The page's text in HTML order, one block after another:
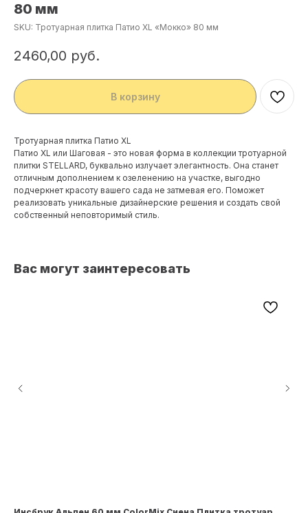
80 мм
SKU: Тротуарная плитка Патио XL «Мокко» 80 мм
2460,00 руб.
В корзину
Тротуарная плитка Патио XL
Патио XL или Шаговая - это новая форма в коллекции тротуарной
плитки STELLARD, буквально излучает элегантность. Она станет
отличным дополнением к озеленению на участке, выгодно
подчеркнет красоту вашего сада не затмевая его. Поможет
реализовать уникальные дизайнерские решения и создать свой
собственный неповторимый стиль.
Вас могут заинтересовать